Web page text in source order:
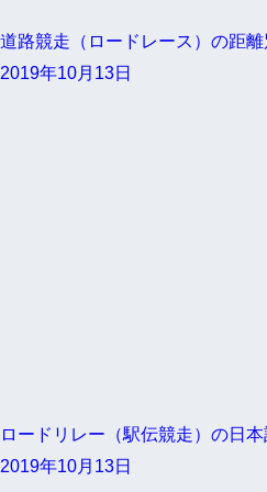
道路競走（ロードレース）の距
2019年10月13日
ロードリレー（駅伝競走）の日
2019年10月13日